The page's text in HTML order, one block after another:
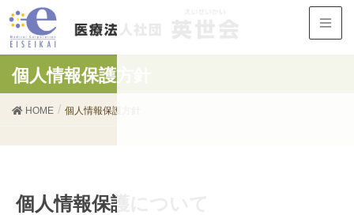
個人情報保護方針
HOME 個人情報保護方針
個人情報保護について